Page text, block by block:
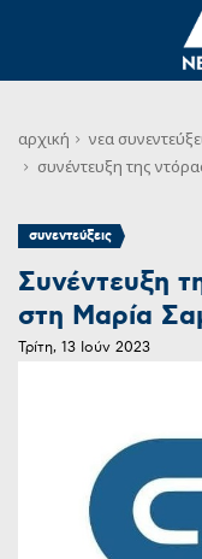
αρχική νεα
συνέντευξη της
συνεντεύξεις
Συνέντευξη
στη Μαρία
Τρίτη, 13 Ιούν 2023